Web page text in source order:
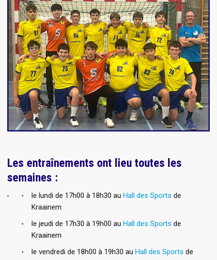
Les entraînements ont lieu toutes les
semaines :
le lundi de 17h00 à 18h30 au Hall des Sports de
Kraainem
le jeudi de 17h30 à 19h00 au Hall des Sports de
Kraainem
le vendredi de 18h00 à 19h30 au Hall des Sports de